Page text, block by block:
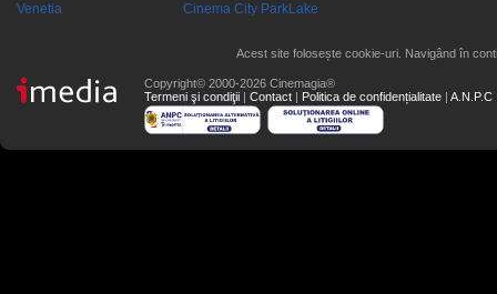
Venetia
Cinema City ParkLake
Acest site folosește cookie-uri. Navigând în
Copyright© 2000-2026 Cinemagia®
Termeni şi condiţii | Contact | Politica de confidențialitate | A.N.P.C